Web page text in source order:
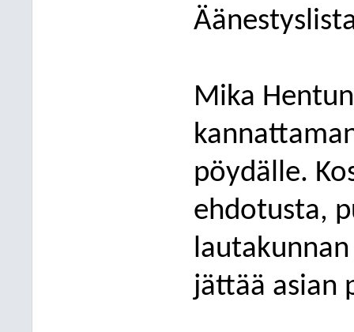
Äänestys
Mika
pöydälle.
ehdotusta,
jättää asian